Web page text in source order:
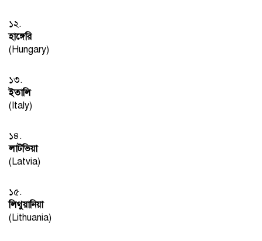
১২.
হাঙ্গেরি
(Hungary)
১৩.
ইতালি
(Italy)
১৪.
লাটভিয়া
(Latvia)
১৫.
লিথুয়ানিয়া
(Lithuania)